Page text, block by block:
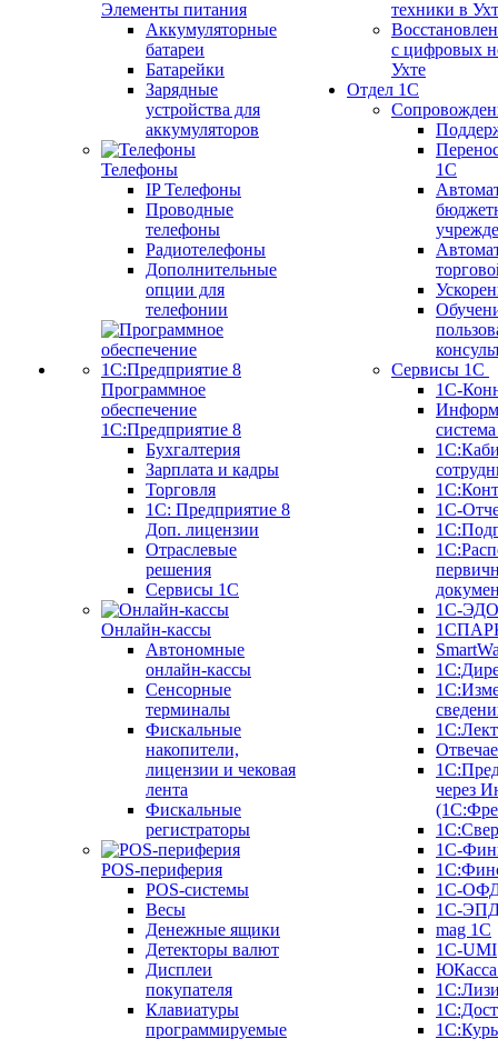
Элементы питания
Аккумуляторные
батареи
Батарейки
Зарядные
устройства для
аккумуляторов
Телефоны
IP Телефоны
Проводные
телефоны
Радиотелефоны
Дополнительные
опции для
телефонии
Программное
обеспечение
1С:Предприятие 8
Бухгалтерия
Зарплата и кадры
Торговля
1C: Предприятие 8
Доп. лицензии
Отраслевые
решения
Сервисы 1С
Онлайн-кассы
Автономные
онлайн-кассы
Сенсорные
терминалы
Фискальные
накопители,
лицензии и чековая
лента
Фискальные
регистраторы
POS-периферия
POS-системы
Весы
Денежные ящики
Детекторы валют
Дисплеи
покупателя
Клавиатуры
программируемые
техники в
с цифровых
Ухте
Отдел 1С
1С
Сервисы 1С
1С-
1С-
1С-ЭДО
через
1С-
1С-
1С-
mag 1C
1C-UMI